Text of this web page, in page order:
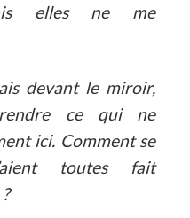
elles ne me
devant le miroir,
ce qui ne
ici. Comment se
toutes fait